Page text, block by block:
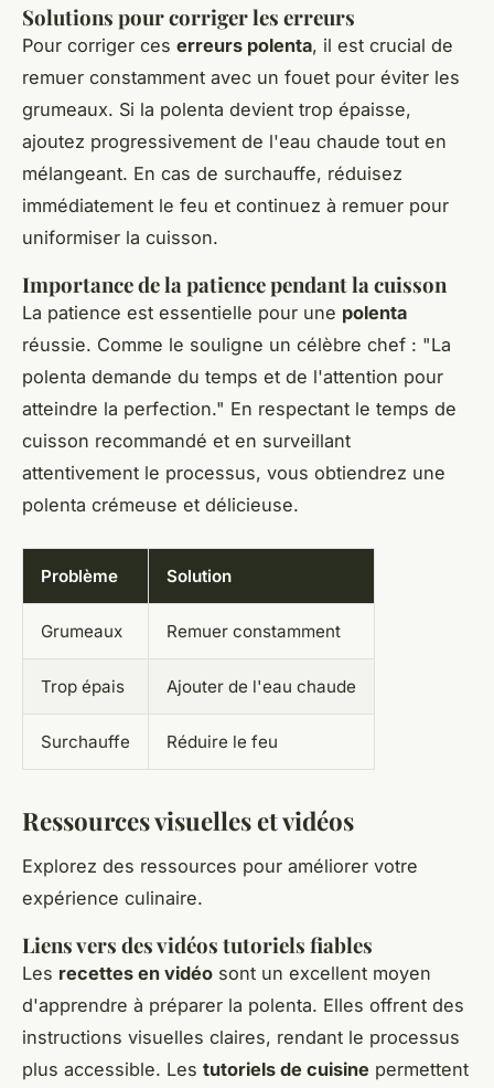
Solutions pour corriger les erreurs
Pour corriger ces erreurs polenta, il est crucial de
remuer constamment avec un fouet pour éviter les
grumeaux. Si la polenta devient trop épaisse,
ajoutez progressivement de l'eau chaude tout en
mélangeant. En cas de surchauffe, réduisez
immédiatement le feu et continuez à remuer pour
uniformiser la cuisson.
Importance de la patience pendant la cuisson
La patience est essentielle pour une polenta
réussie. Comme le souligne un célèbre chef : "La
polenta demande du temps et de l'attention pour
atteindre la perfection." En respectant le temps de
cuisson recommandé et en surveillant
attentivement le processus, vous obtiendrez une
polenta crémeuse et délicieuse.
Problème Solution
Grumeaux Remuer constamment
Trop épais Ajouter de l'eau chaude
Surchauffe Réduire le feu
Ressources visuelles et vidéos
Explorez des ressources pour améliorer votre
expérience culinaire.
Liens vers des vidéos tutoriels fiables
Les recettes en vidéo sont un excellent moyen
d'apprendre à préparer la polenta. Elles offrent des
instructions visuelles claires, rendant le processus
plus accessible. Les tutoriels de cuisine permettent